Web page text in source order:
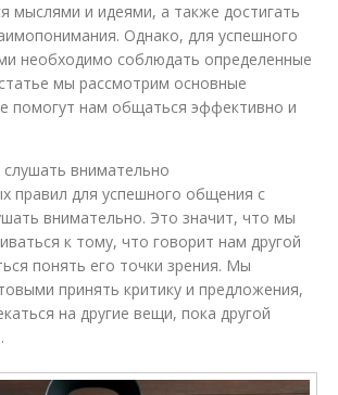
мыслями и идеями, а также достигать
Однако, для успешного
необходимо соблюдать определенные
мы рассмотрим основные
помогут нам общаться эффективно и
внимательно
правил для успешного общения с
внимательно. Это значит, что мы
к тому, что говорит нам другой
понять его точки зрения. Мы
принять критику и предложения,
на другие вещи, пока другой